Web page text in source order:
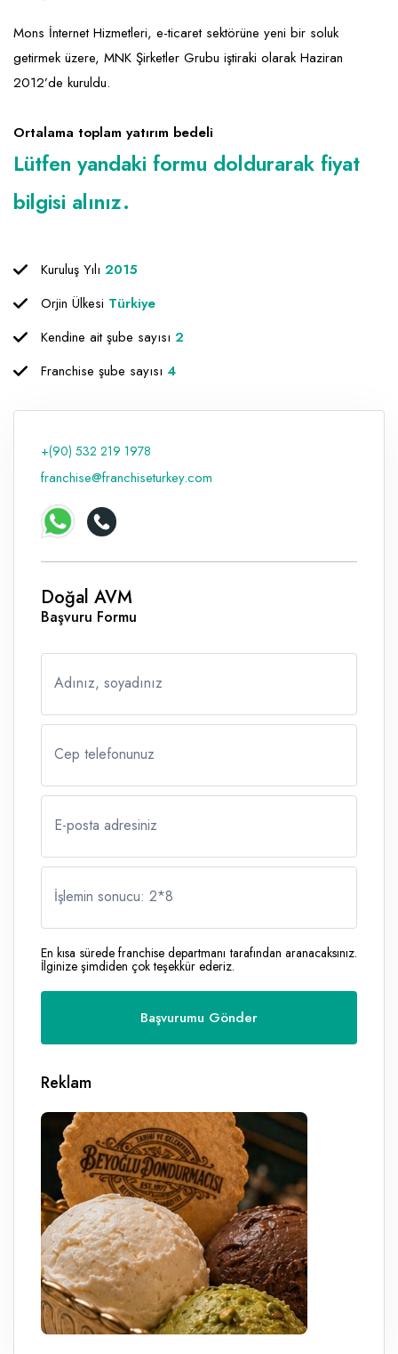
Ev Hizmetleri
Sağlık Güzellik
Market FMGC - Katlı Mağaza
Mobilya ve Ev Tekstili
Takı
Yapı Malzemesi - Hırdavat
Gayrimenkul
Gıda ve Sarf Malzemeleri
Giyim - Aksesuar
Hukuk - Marka - Patent ve Tercüme
Isıtma - Soğutma ve Havalandırma
Reklam - Tanıtım - PR ve İnternet
Seyahat - Rent A Car
Tabela - Dijital Baskı
Mons İnternet Hizmetleri, e-ticaret sektörüne yeni bir soluk
getirmek üzere, MNK Şirketler Grubu iştiraki olarak Haziran
2012’de kuruldu.
Ortalama toplam yatırım bedeli
Lütfen yandaki formu doldurarak fiyat
bilgisi alınız.
Kuruluş Yılı 2015
Orjin Ülkesi Türkiye
Kendine ait şube sayısı 2
Franchise şube sayısı 4
+(90) 532 219 1978
franchise@franchiseturkey.com
Doğal AVM
Başvuru Formu
Adınız, soyadınız
Cep telefonunuz
E-posta adresiniz
İşlemin sonucu: 2*8
En kısa sürede franchise departmanı tarafından aranacaksınız.
İlginize şimdiden çok teşekkür ederiz.
Reklam